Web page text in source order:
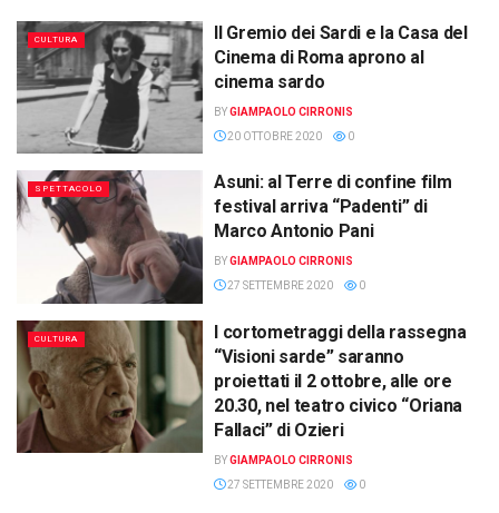
CULTURA
Il Gremio dei Sardi e la Casa del
Cinema di Roma aprono al
cinema sardo
BYGIAMPAOLO CIRRONIS
20 OTTOBRE 2020
0
SPETTACOLO
Asuni: al Terre di confine film
festival arriva “Padenti” di
Marco Antonio Pani
BYGIAMPAOLO CIRRONIS
27 SETTEMBRE 2020
0
CULTURA
I cortometraggi della rassegna
“Visioni sarde” saranno
proiettati il 2 ottobre, alle ore
20.30, nel teatro civico “Oriana
Fallaci” di Ozieri
BYGIAMPAOLO CIRRONIS
27 SETTEMBRE 2020
0